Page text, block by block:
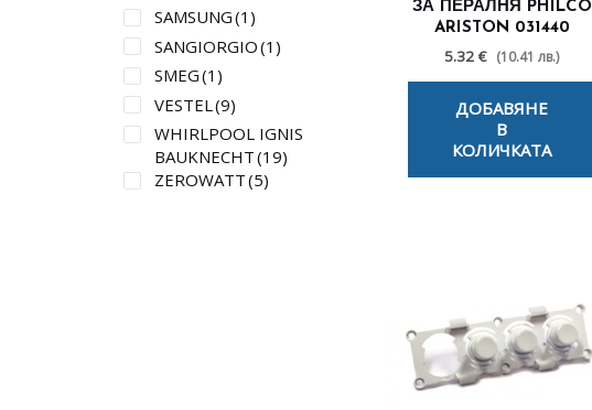
SAMSUNG(1)
SANGIORGIO(1)
SMEG(1)
VESTEL (9)
WHIRLPOOL IGNIS
BAUKNECHT(19)
ZEROWATT(5)
ЗА ПЕРАЛНЯ PHILCO
ARISTON 031440
5.32 € (10.41 лв.)
ДОБАВЯНЕ
В
КОЛИЧКАТА